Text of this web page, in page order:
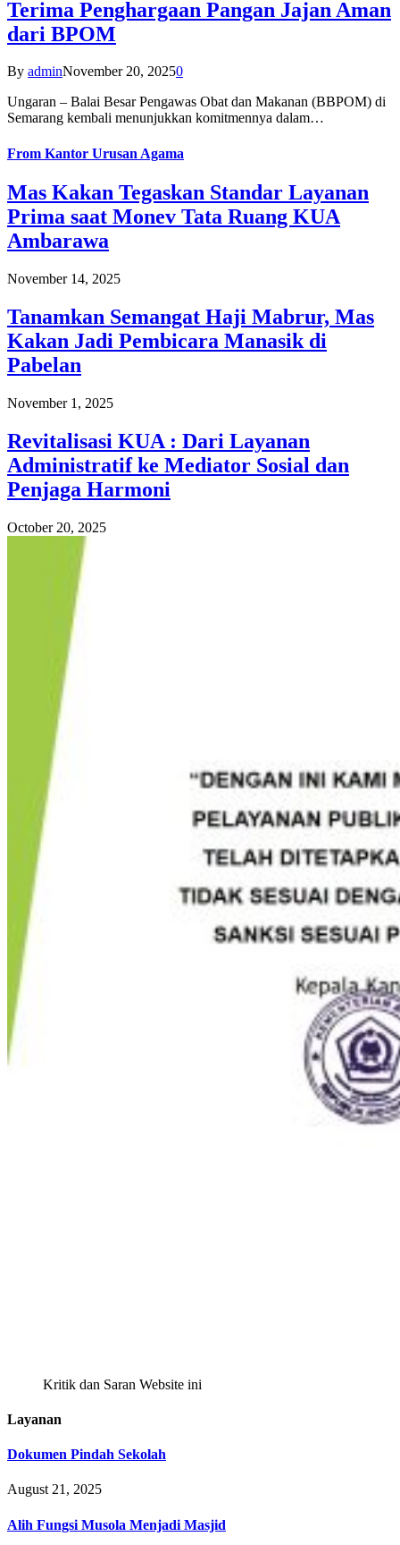
Terima Penghargaan Pangan Jajan Aman
dari BPOM
By adminNovember 20, 20250
Ungaran – Balai Besar Pengawas Obat dan Makanan (BBPOM) di
Semarang kembali menunjukkan komitmennya dalam…
From Kantor Urusan Agama
Mas Kakan Tegaskan Standar Layanan
Prima saat Monev Tata Ruang KUA
Ambarawa
November 14, 2025
Tanamkan Semangat Haji Mabrur, Mas
Kakan Jadi Pembicara Manasik di
Pabelan
November 1, 2025
Revitalisasi KUA : Dari Layanan
Administratif ke Mediator Sosial dan
Penjaga Harmoni
October 20, 2025
Kritik dan Saran Website ini
Layanan
Dokumen Pindah Sekolah
August 21, 2025
Alih Fungsi Musola Menjadi Masjid